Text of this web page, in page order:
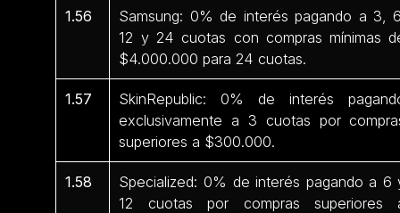
1.56
Samsung: 0% de interés pagando a 3,
12 y 24 cuotas con compras mínimas
$4.000.000 para 24 cuotas.
1.57
SkinRepublic: 0% de interés
exclusivamente a 3 cuotas por
superiores a $300.000.
1.58
Specialized: 0% de interés pagando a 6
12 cuotas por compras superiores